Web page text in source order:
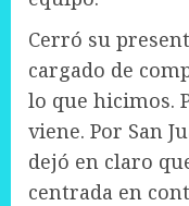
Cerró su
cargado de
lo que hicimos.
viene. Por San
dejó en claro
centrada en